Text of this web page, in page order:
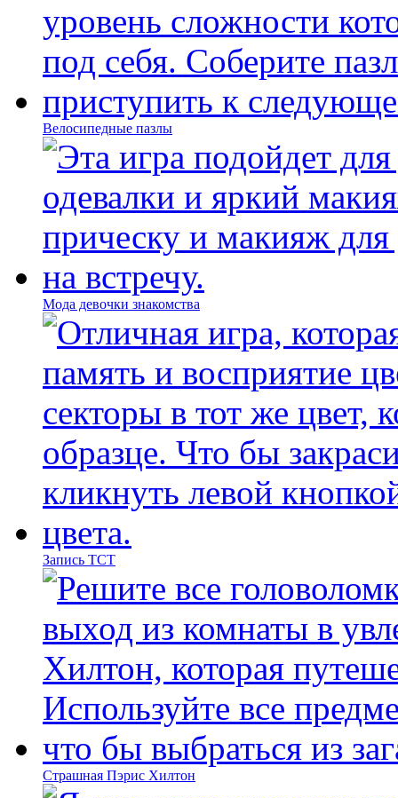
Велосипедные пазлы
Мода девочки знакомства
Запись ТСТ
Страшная Пэрис Хилтон